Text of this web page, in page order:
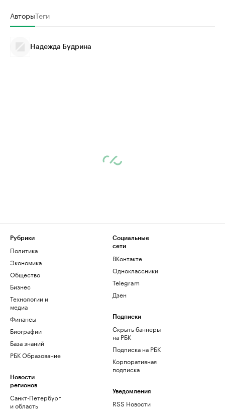
АвторыТеги
Надежда Будрина
Рубрики
Политика
Экономика
Общество
Бизнес
Технологии и
медиа
Финансы
Биографии
База знаний
РБК Образование
Новости
регионов
Санкт-Петербург
и область
Социальные
сети
ВКонтакте
Одноклассники
Telegram
Дзен
Подписки
Скрыть баннеры
на РБК
Подписка на РБК
Корпоративная
подписка
Уведомления
RSS Новости